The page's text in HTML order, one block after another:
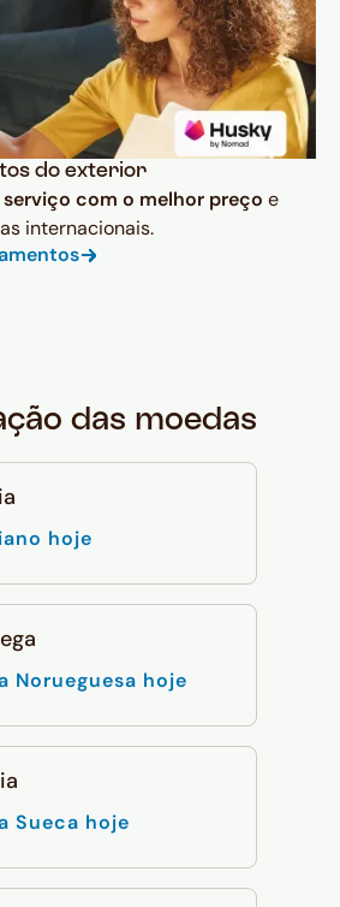
do exterior
com o melhor preço e
internacionais.
das moedas
hoje
Norueguesa hoje
Sueca hoje